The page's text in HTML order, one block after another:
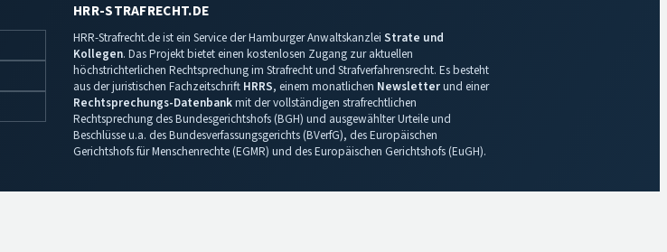
HRR-STRAFRECHT.DE
HRR-Strafrecht.de ist ein Service der Hamburger Anwaltskanzlei Strate und
Kollegen. Das Projekt bietet einen kostenlosen Zugang zur aktuellen
höchstrichterlichen Rechtsprechung im Strafrecht und Strafverfahrensrecht. Es besteht
aus der juristischen Fachzeitschrift HRRS, einem monatlichen Newsletterund einer
Rechtsprechungs-Datenbankmit der vollständigen strafrechtlichen
Rechtsprechung des Bundesgerichtshofs (BGH) und ausgewählter Urteile und
Beschlüsse u.a. des Bundesverfassungsgerichts (BVerfG), des Europäischen
Gerichtshofs für Menschenrechte (EGMR) und des Europäischen Gerichtshofs (EuGH).